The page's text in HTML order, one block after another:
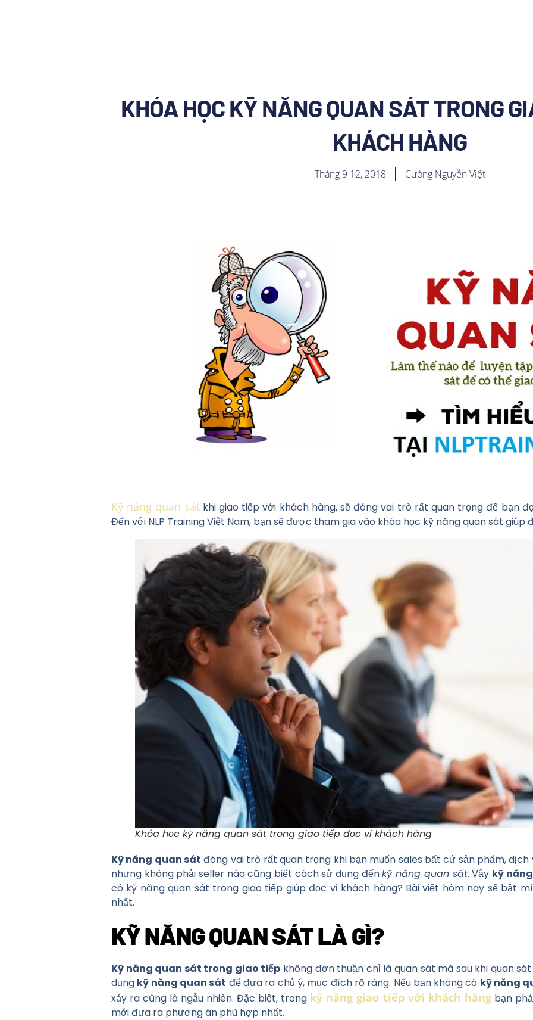
KHÓA HỌC KỸ NĂNG QUAN SÁT TRONG
KHÁCH HÀNG
Tháng 9 12, 2018 Cường Nguyễn Việt
Kỹ năng quan sátkhi giao tiếp với khách hàng, sẽ đóng vai trò rất quan trọng để bạn
Đến với NLP Training Việt Nam, bạn sẽ được tham gia vào khóa học kỹ năng quan sát
Khóa học kỹ năng quan sát trong giao tiếp đọc vị khách hàng
Kỹ năng quan sát đóng vai trò rất quan trọng khi bạn muốn sales bất cứ sản phẩm,
nhưng không phải seller nào cũng biết cách sử dụng đếnkỹ năng quan sát. Vậy kỹ
có kỹ năng quan sát trong giao tiếp giúp đọc vị khách hàng? Bài viết hôm nay sẽ bật
nhất.
KỸ NĂNG QUAN SÁT LÀ GÌ?
Kỹ năng quan sát trong giao tiếp không đơn thuần chỉ là quan sát mà sau khi quan
dụng kỹ năng quan sát để đưa ra chủ ý, mục đích rõ ràng. Nếu bạn không có kỹ năng
xảy ra cũng là ngẫu nhiên. Đặc biệt, trong kỹ năng giao tiếp với khách hàngbạn
mới đưa ra phương án phù hợp nhất.